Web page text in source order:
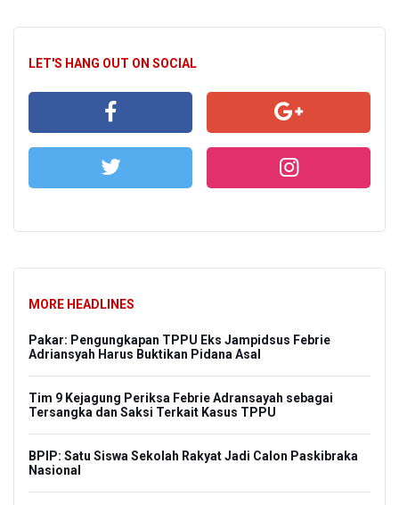
LET'S HANG OUT ON SOCIAL
MORE HEADLINES
Pakar: Pengungkapan TPPU Eks Jampidsus Febrie
Adriansyah Harus Buktikan Pidana Asal
Tim 9 Kejagung Periksa Febrie Adransayah sebagai
Tersangka dan Saksi Terkait Kasus TPPU
BPIP: Satu Siswa Sekolah Rakyat Jadi Calon Paskibraka
Nasional